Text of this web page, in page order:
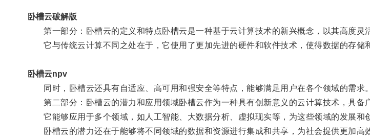
卧槽云破解版
第一部分：卧槽云的定义和特点卧槽云是一种基于云计算技术的新兴概念，以其高度灵
它与传统云计算不同之处在于，它使用了更加先进的硬件和软件技术，使得数据的存储
卧槽云npv
同时，卧槽云还具有自适应、高可用和强安全等特点，能够满足用户在各个领域的需求。
第二部分：卧槽云的潜力和应用领域卧槽云作为一种具有创新意义的云计算技术，具备
它能够应用于多个领域，如人工智能、大数据分析、虚拟现实等，为这些领域的发展和
卧槽云的潜力还在于能够将不同领域的数据和资源进行集成和共享，为社会提供更加高